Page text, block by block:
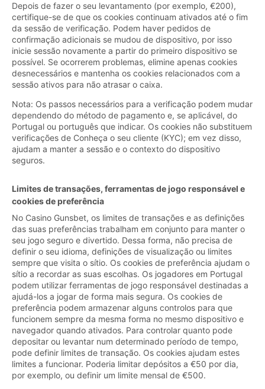
Depois de fazer o seu levantamento (por exemplo, €200),
certifique-se de que os cookies continuam ativados até o fim
da sessão de verificação. Podem haver pedidos de
confirmação adicionais se mudou de dispositivo, por isso
inicie sessão novamente a partir do primeiro dispositivo se
possível. Se ocorrerem problemas, elimine apenas cookies
desnecessários e mantenha os cookies relacionados com a
sessão ativos para não atrasar o caixa.
Nota: Os passos necessários para a verificação podem mudar
dependendo do método de pagamento e, se aplicável, do
Portugal ou português que indicar. Os cookies não substituem
verificações de Conheça o seu cliente (KYC); em vez disso,
ajudam a manter a sessão e o contexto do dispositivo
seguros.
Limites de transações, ferramentas de jogo responsável e
cookies de preferência
No Casino Gunsbet, os limites de transações e as definições
das suas preferências trabalham em conjunto para manter o
seu jogo seguro e divertido. Dessa forma, não precisa de
definir o seu idioma, definições de visualização ou limites
sempre que visita o sítio. Os cookies de preferência ajudam o
sítio a recordar as suas escolhas. Os jogadores em Portugal
podem utilizar ferramentas de jogo responsável destinadas a
ajudá-los a jogar de forma mais segura. Os cookies de
preferência podem armazenar alguns controlos para que
funcionem sempre da mesma forma no mesmo dispositivo e
navegador quando ativados. Para controlar quanto pode
depositar ou levantar num determinado período de tempo,
pode definir limites de transação. Os cookies ajudam estes
limites a funcionar. Poderia limitar depósitos a €50 por dia,
por exemplo, ou definir um limite mensal de €500.